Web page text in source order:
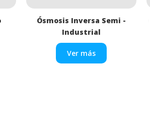
Ósmosis Inversa Semi -
Industrial
Ver más